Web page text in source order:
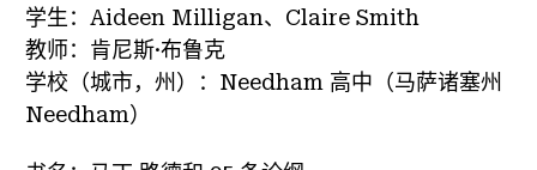
学生：Aideen Milligan、Claire Smith
教师：肯尼斯·布鲁克
学校（城市，州）：Needham 高中（马萨诸塞州
Needham）